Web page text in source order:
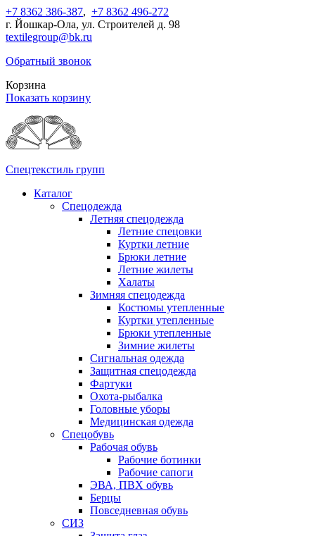
+7 8362 386-387, +7 8362 496-272
г. Йошкар-Ола, ул. Строителей д. 98
textilegroup@bk.ru
Обратный звонок
Корзина
Показать корзину
Спецтекстиль групп
Каталог
Спецодежда
Летняя спецодежда
Летние спецовки
Куртки летние
Брюки летние
Летние жилеты
Халаты
Зимняя спецодежда
Костюмы утепленные
Куртки утепленные
Брюки утепленные
Зимние жилеты
Сигнальная одежда
Защитная спецодежда
Фартуки
Охота-рыбалка
Головные уборы
Медицинская одежда
Спецобувь
Рабочая обувь
Рабочие ботинки
Рабочие сапоги
ЭВА, ПВХ обувь
Берцы
Повседневная обувь
СИЗ